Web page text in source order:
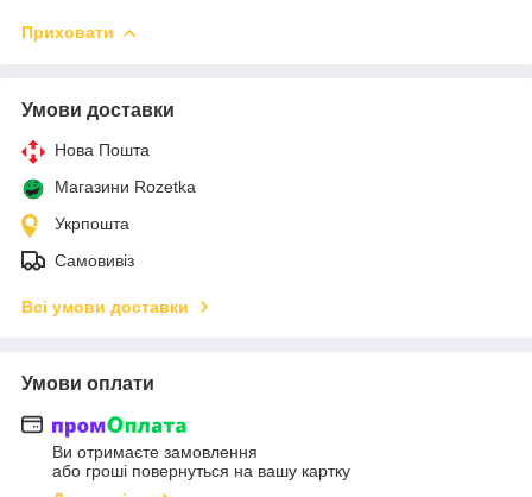
Приховати
Умови доставки
Нова Пошта
Магазини Rozetka
Укрпошта
Самовивіз
Всі умови доставки
Умови оплати
Ви отримаєте замовлення
або гроші повернуться на вашу картку